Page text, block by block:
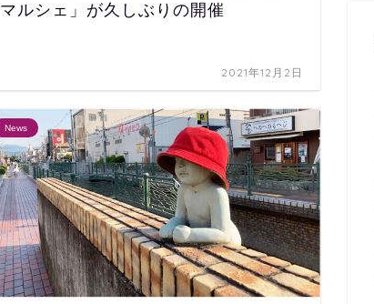
マルシェ」が久しぶりの開催
2021年12月2日
News